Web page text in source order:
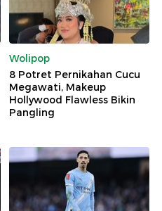
Wolipop
8 Potret Pernikahan Cucu
Megawati, Makeup
Hollywood Flawless Bikin
Pangling